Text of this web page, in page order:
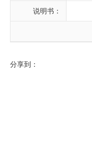
说明书：
分享到：